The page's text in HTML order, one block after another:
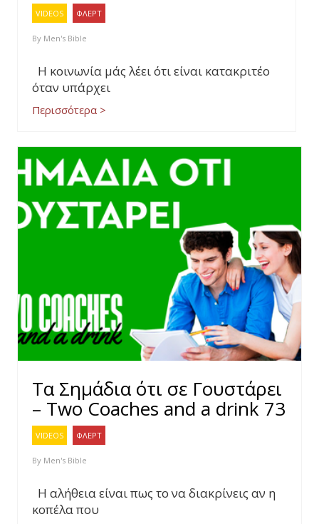
VIDEOS ΦΛΕΡΤ
By Men's Bible
Η κοινωνία μάς λέει ότι είναι κατακριτέο
όταν υπάρχει
Περισσότερα >
Τα Σημάδια ότι σε Γουστάρει
– Two Coaches and a drink 73
VIDEOS ΦΛΕΡΤ
By Men's Bible
Η αλήθεια είναι πως το να διακρίνεις αν η
κοπέλα που